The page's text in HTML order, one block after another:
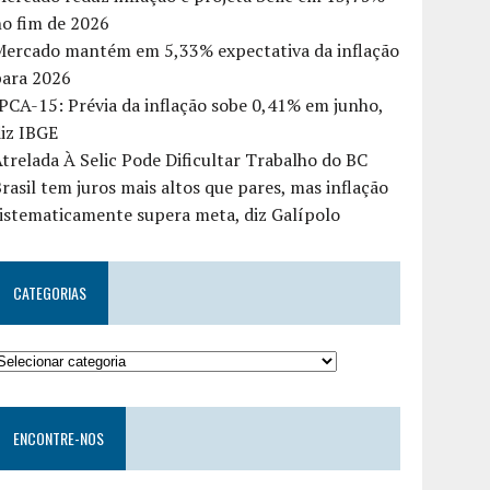
fim de 2026
mantém em 5,33% expectativa da inflação
2026
15: Prévia da inflação sobe 0,41% em junho,
IBGE
À Selic Pode Dificultar Trabalho do BC
tem juros mais altos que pares, mas inflação
supera meta, diz Galípolo
CATEGORIAS
ENCONTRE-NOS